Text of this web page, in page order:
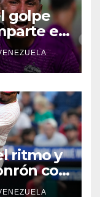
golpe
el
ritmo y
con